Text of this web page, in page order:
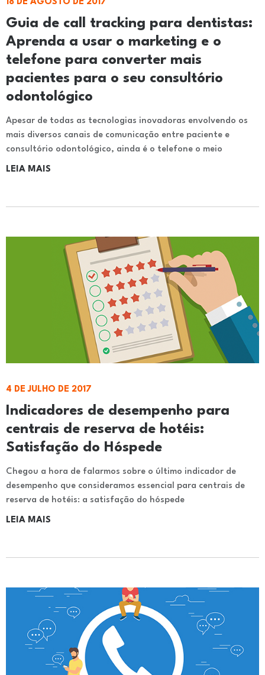
Guia de call tracking para dentistas:
Aprenda a usar o marketing e o
telefone para converter mais
pacientes para o seu consultório
odontológico
18 DE AGOSTO DE 2017
Apesar de todas as tecnologias inovadoras envolvendo os
mais diversos canais de comunicação entre paciente e
consultório odontológico, ainda é o telefone o meio
LEIA MAIS
Indicadores de desempenho para
centrais de reserva de hotéis:
Satisfação do Hóspede
4 DE JULHO DE 2017
Chegou a hora de falarmos sobre o último indicador de
desempenho que consideramos essencial para centrais de
reserva de hotéis: a satisfação do hóspede
LEIA MAIS